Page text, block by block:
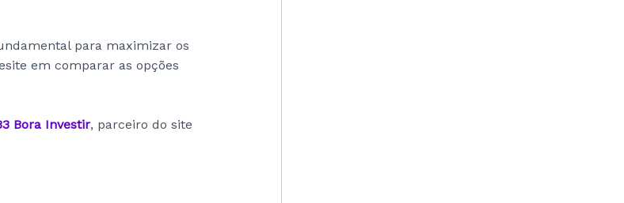
para maximizar os
em comparar as opções
Bora Investir, parceiro do site